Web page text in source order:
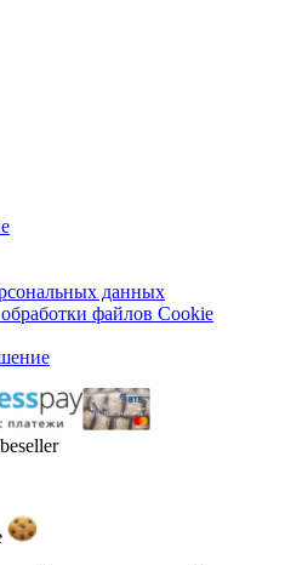
данных
файлов Cookie